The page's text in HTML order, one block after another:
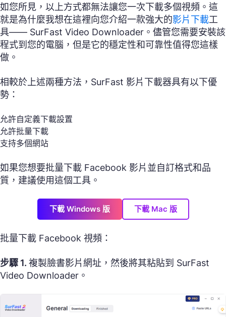
如您所見，以上方式都無法讓您一次下載多個視頻。這
就是為什麼我想在這裡向您介紹一款強大的影片下載工
具—— SurFast Video Downloader。儘管您需要安裝該
程式到您的電腦，但是它的穩定性和可靠性值得您這樣
做。
相較於上述兩種方法，SurFast 影片下載器具有以下優
勢：
允許自定義下載設置
允許批量下載
支持多個網站
如果您想要批量下載 Facebook 影片並自訂格式和品
質，建議使用這個工具。
下載 Windows 版 下載 Mac 版
批量下載 Facebook 視頻：
步驟 1. 複製臉書影片網址，然後將其粘貼到 SurFast
Video Downloader。